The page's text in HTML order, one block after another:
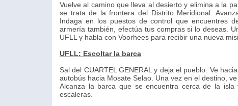
Vuelve al camino que lleva al desierto y elimina a la
se trata de la frontera del Distrito Meridional.
Indaga en los puestos de control que encuentres
armería también, efectúa tus compras si lo deseas.
UFLL y habla con Voorhees para recibir una nueva
UFLL: Escoltar la barca
Sal del CUARTEL GENERAL y deja el pueblo. Ve
autobús hacia Mosate Selao. Una vez en el destino,
Alcanza la barca que se encuentra cerca de la
escaleras.